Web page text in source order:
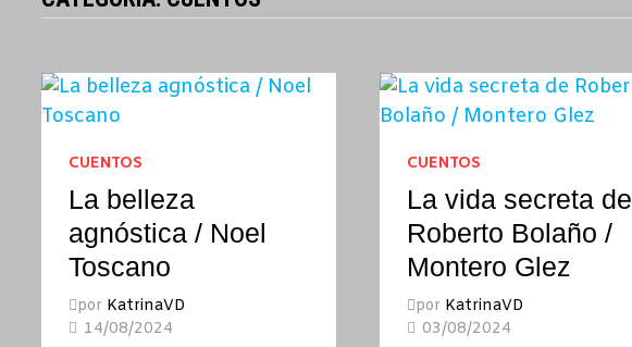
CUENTOS
La belleza
agnóstica / Noel
Toscano
por KatrinaVD
14/08/2024
CUENTOS
La vida secreta de
Roberto Bolaño /
Montero Glez
por KatrinaVD
03/08/2024